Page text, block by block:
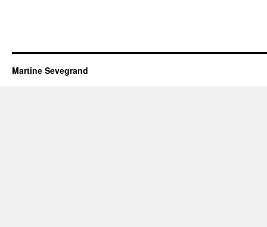
Martine Sevegrand